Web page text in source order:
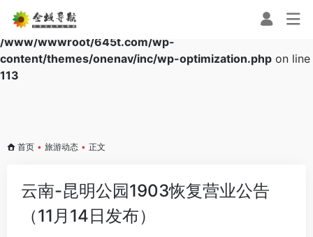
Warning: Array to string conversion in
/www/wwwroot/645t.com/wp-
content/themes/onenav/inc/wp-optimization.php on line
113
首页 • 旅游动态 • 正文
云南-昆明公园1903恢复营业公告
（11月14日发布）